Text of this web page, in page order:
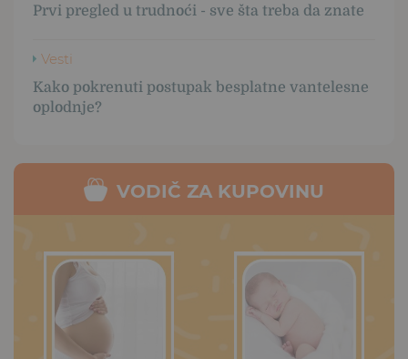
Prvi pregled u trudnoći - sve šta treba da znate
Vesti
Kako pokrenuti postupak besplatne vantelesne
oplodnje?
VODIČ ZA KUPOVINU